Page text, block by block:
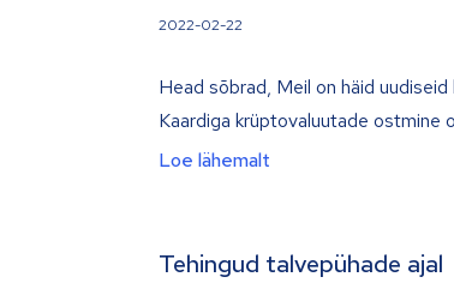
2022-02-22
Head sõbrad, Meil on häid
Kaardiga krüptovaluutade ostmine
Loe lähemalt
Tehingud talvepühade ajal